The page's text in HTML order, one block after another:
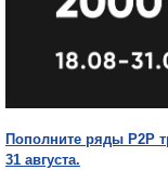
Пополните ряды P2P
31 августа.